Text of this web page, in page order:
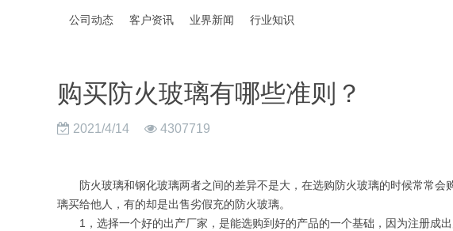
公司动态 客户资讯 业界新闻 行业知识
购买防火玻璃有哪些准则？
2021/4/14 4307719
防火玻璃和钢化玻璃两者之间的差异不是大，在选购防火玻璃的时候常常会
璃买给他人，有的却是出售劣假充的防火玻璃。
1，选择一个好的出产厂家，是能选购到好的产品的一个基础，因为注册成